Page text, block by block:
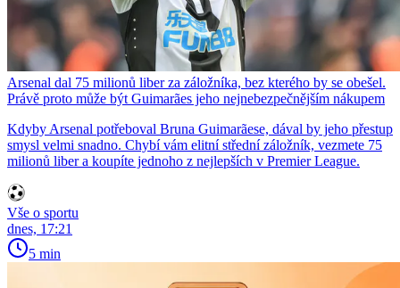
Arsenal dal 75 milionů liber za záložníka, bez kterého by se obešel.
Právě proto může být Guimarães jeho nejnebezpečnějším nákupem
Kdyby Arsenal potřeboval Bruna Guimarãese, dával by jeho přestup
smysl velmi snadno. Chybí vám elitní střední záložník, vezmete 75
milionů liber a koupíte jednoho z nejlepších v Premier League.
Vše o sportu
dnes, 17:21
5 min